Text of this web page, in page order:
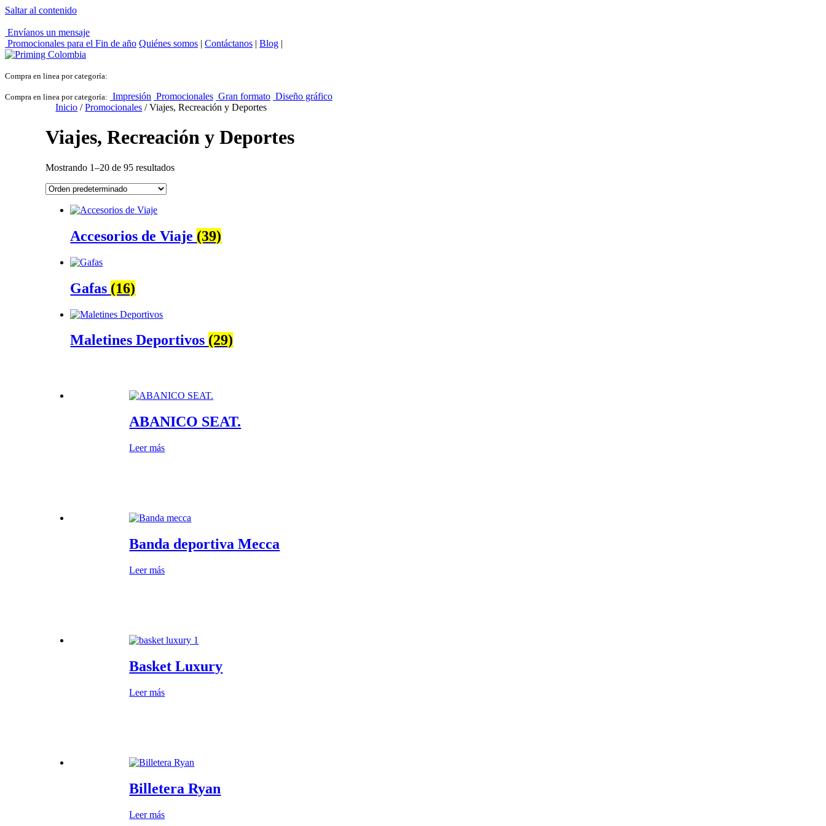
Saltar al contenido
Envíanos un mensaje
Promocionales para el Fin de año Quiénes somos | Contáctanos | Blog |
Compra en linea por categoría:
Compra en linea por categoría: Impresión Promocionales Gran formato Diseño gráfico
Inicio /Promocionales / Viajes, Recreación y Deportes
Viajes, Recreación y Deportes
Mostrando 1–20 de 95 resultados
Accesorios de Viaje (39)
Gafas (16)
Maletines Deportivos (29)
ABANICO SEAT.
Leer más
Banda deportiva Mecca
Leer más
Basket Luxury
Leer más
Billetera Ryan
Leer más